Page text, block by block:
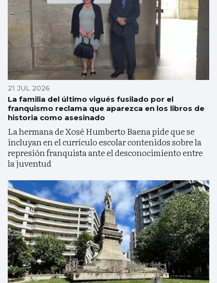
21 JUL 2026
La familia del último vigués fusilado por el
franquismo reclama que aparezca en los libros de
historia como asesinado
La hermana de Xosé Humberto Baena pide que se
incluyan en el currículo escolar contenidos sobre la
represión franquista ante el desconocimiento entre
la juventud